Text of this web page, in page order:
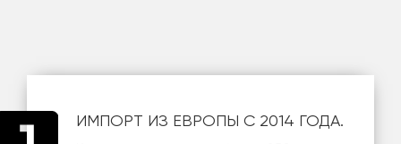
ИМПОРТ ИЗ ЕВРОПЫ С 2014 ГОДА.